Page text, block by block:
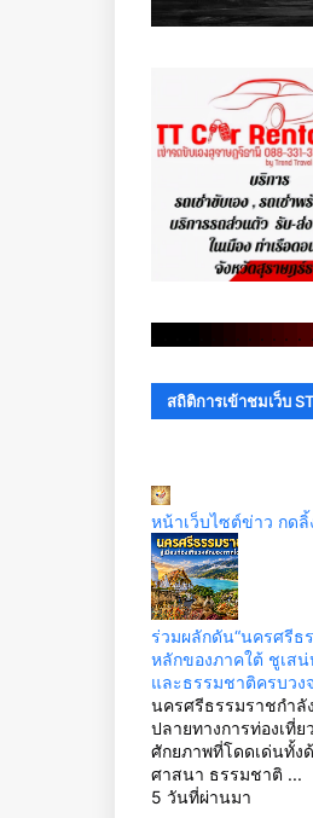
. . . . . .
สถิติการเข้าชมเว็บ
หน้าเว็บไซต์ข่าว กด
ร่วมผลักดัน“นครศรีธ
หลักของภาคใต้ ชูเส
และธรรมชาติครบวง
นครศรีธรรมราชกำลั
ปลายทางการท่องเที่
ศักยภาพที่โดดเด่นทั้
ศาสนา ธรรมชาติ ...
5 วันที่ผ่านมา